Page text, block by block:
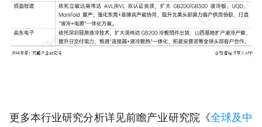
更多本行业研究分析详见前瞻产业研究院《全球及中